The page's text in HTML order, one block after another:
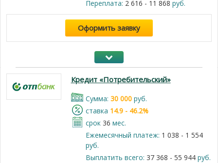
Переплата: 2 616 - 11 868 руб.
Оформить заявку
Кредит «Потребительский»
Cумма: 30 000руб.
cтавка 14.9 - 46.2%
срок 36 мес.
Ежемесячный платеж: 1 038 - 1 554
руб.
Выплатить всего: 37 368 - 55 944руб.